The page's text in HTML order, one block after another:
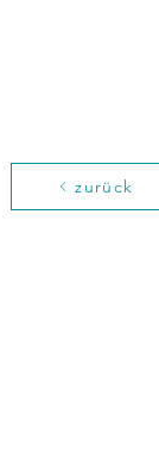
zurück